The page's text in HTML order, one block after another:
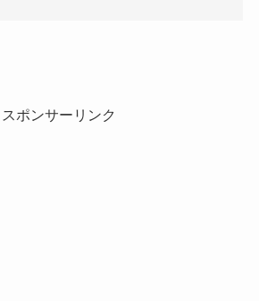
スポンサーリンク